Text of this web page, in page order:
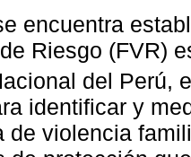
encuentra
Riesgo (FVR)
del Perú,
identificar y
de violencia